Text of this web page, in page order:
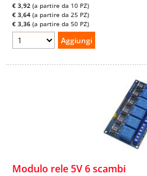
€ 3,92 (a partire da 10 PZ)
€ 3,64 (a partire da 25 PZ)
€ 3,36 (a partire da 50 PZ)
Modulo rele 5V 6 scambi